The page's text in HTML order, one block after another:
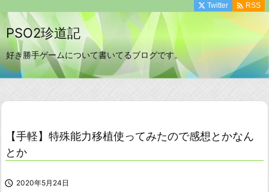
PSO2珍道記
好き勝手ゲームについて書いてるブログです。
Twitter  RSS
【手軽】特殊能力移植使ってみたので感想とかなん
とか
 2020年5月24日